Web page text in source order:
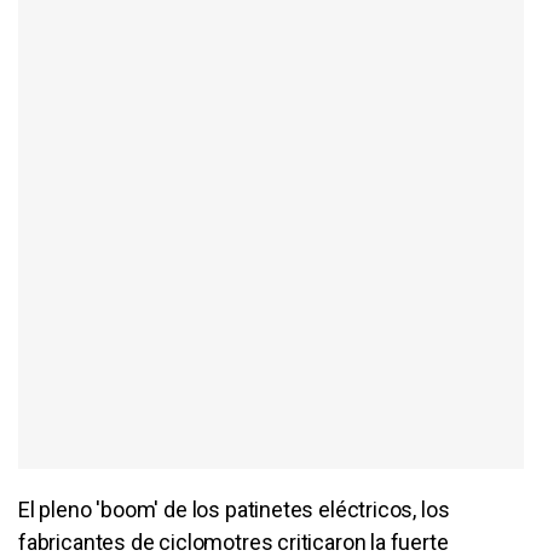
El pleno 'boom' de los patinetes eléctricos, los
fabricantes de ciclomotres criticaron la fuerte